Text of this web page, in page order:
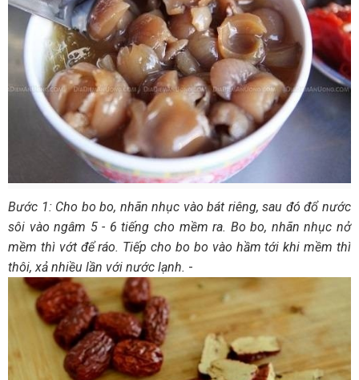
Bước 1: Cho bo bo, nhãn nhục vào bát riêng, sau đó đổ nước
sôi vào ngâm 5 - 6 tiếng cho mềm ra. Bo bo, nhãn nhục nở
mềm thì vớt để ráo. Tiếp cho bo bo vào hầm tới khi mềm thì
thôi, xả nhiều lần với nước lạnh. -